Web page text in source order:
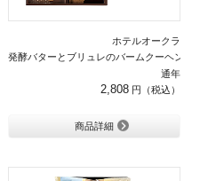
ホテルオークラ
発酵バターとブリュレのバームクーヘン10
通年
2,808
商品詳細